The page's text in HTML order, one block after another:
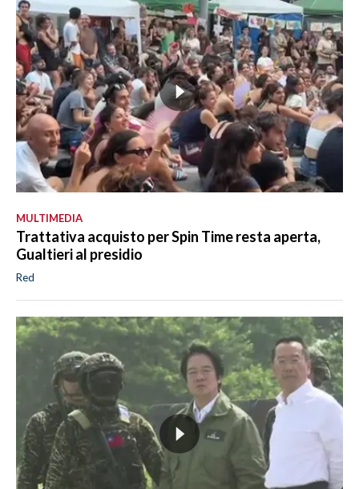
MULTIMEDIA
Trattativa acquisto per Spin Time resta aperta,
Gualtieri al presidio
Red